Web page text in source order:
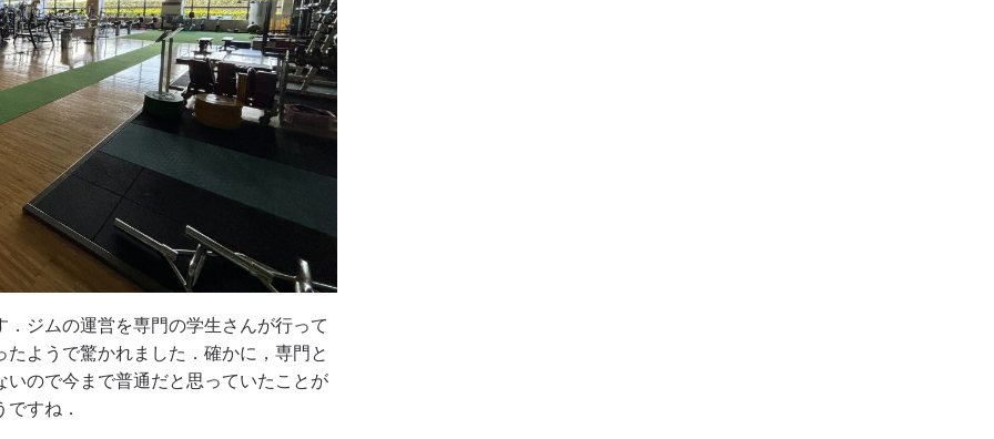
ジムの運営を専門の学生さんが行って
ようで驚かれました．確かに，専門と
ので今まで普通だと思っていたことが
すね．